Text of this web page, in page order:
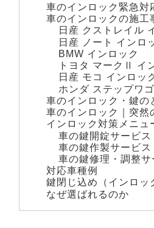
車のインロック緊急
車のインロックの施工
日産 クストレイル
日産 ノート インロ
BMW インロック
トヨタ マークⅡ イ
日産 モコ インロッ
ホンダ ステップワ
車のインロック・鍵の
車のインロック｜突然
インロック対策メニュ
車の鍵開錠サービス
車の鍵作製サービス
車の鍵修理・調整サ
対応車種例
鍵閉じ込め（インロッ
なぜ選ばれるのか